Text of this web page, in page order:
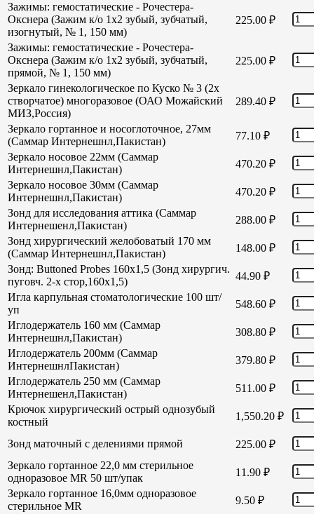
Зажимы: гемостатические - Рочестера-
Окснера (Зажим к/о 1х2 зубый, зубчатый,
изогнутый, № 1, 150 мм)
225.00 ₽
Зажимы: гемостатические - Рочестера-
Окснера (Зажим к/о 1х2 зубый, зубчатый,
прямой, № 1, 150 мм)
225.00 ₽
Зеркало гинекологическое по Куско № 3 (2х
створчатое) многоразовое (ОАО Можайский
МИЗ,Россия)
289.40 ₽
Зеркало гортанное и носоглоточное, 27мм
(Саммар Интернешнл,Пакистан)
77.10 ₽
Зеркало носовое 22мм (Саммар
Интернешнл,Пакистан)
470.20 ₽
Зеркало носовое 30мм (Саммар
Интернешнл,Пакистан)
470.20 ₽
Зонд для исследования аттика (Саммар
Интернешенл,Пакистан)
288.00 ₽
Зонд хирургический желобоватый 170 мм
(Саммар Интернешнл,Пакистан)
148.00 ₽
Зонд: Buttoned Probes 160х1,5 (Зонд хирургич.
пуговч. 2-х стор,160х1,5)
44.90 ₽
Игла карпульная стоматологические 100 шт/
уп
548.60 ₽
Иглодержатель 160 мм (Саммар
Интернешнл,Пакистан)
308.80 ₽
Иглодержатель 200мм (Саммар
ИнтернешнлПакистан)
379.80 ₽
Иглодержатель 250 мм (Саммар
Интернешенл,Пакистан)
511.00 ₽
Крючок хирургический острый однозубый
костный
1,550.20 ₽
Зонд маточный с делениями прямой 225.00 ₽
Зеркало гортанное 22,0 мм стерильное
одноразовое MR 50 шт/упак
11.90 ₽
Зеркало гортанное 16,0мм одноразовое
стерильное MR
9.50 ₽